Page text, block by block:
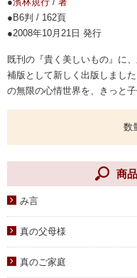
B6判 / 162頁
2008年10月21日 発行
既刊の『貴く美しいもの』に
補版として新しく出版しまし
の無限の心情世界を、きっと
数
商
み言
摂理のみ言
真の父母様
真のご家庭